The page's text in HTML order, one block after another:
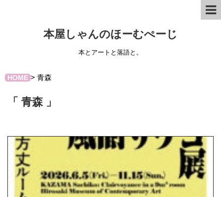
本屋しゃんのほーむぺーじ
本とアートと落語と。
HOME> 青森
「 青森 」